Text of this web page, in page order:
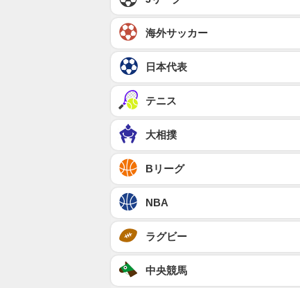
海外サッカー
日本代表
テニス
大相撲
Bリーグ
NBA
ラグビー
中央競馬